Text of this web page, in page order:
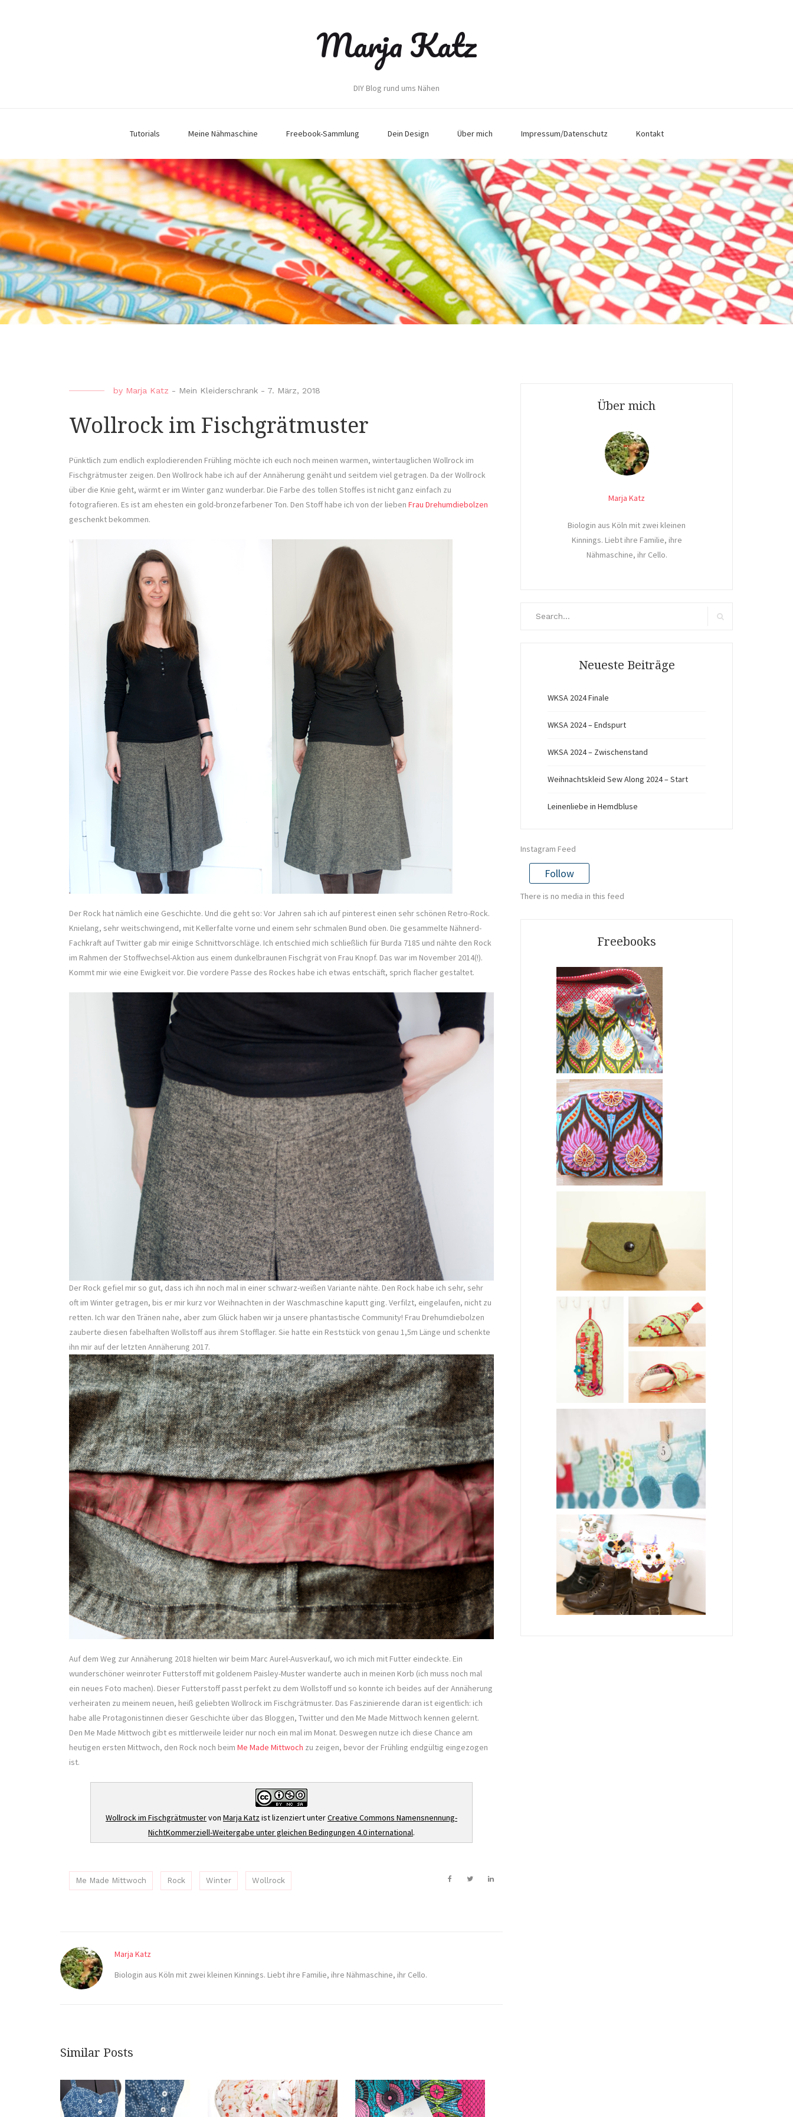
Marja Katz
DIY Blog rund ums Nähen
Tutorials Meine Nähmaschine Freebook-Sammlung Dein Design Über mich Impressum/Datenschutz Kontakt
by Marja Katz - Mein Kleiderschrank - 7. März, 2018
Wollrock im Fischgrätmuster
Pünktlich zum endlich explodierenden Frühling möchte ich euch noch meinen warmen, wintertauglichen Wollrock im
Fischgrätmuster zeigen. Den Wollrock habe ich auf der Annäherung genäht und seitdem viel getragen. Da der Wollrock
über die Knie geht, wärmt er im Winter ganz wunderbar. Die Farbe des tollen Stoffes ist nicht ganz einfach zu
fotografieren. Es ist am ehesten ein gold-bronzefarbener Ton. Den Stoff habe ich von der lieben Frau Drehumdiebolzen
geschenkt bekommen.
Der Rock hat nämlich eine Geschichte. Und die geht so: Vor Jahren sah ich auf pinterest einen sehr schönen Retro-Rock.
Knielang, sehr weitschwingend, mit Kellerfalte vorne und einem sehr schmalen Bund oben. Die gesammelte Nähnerd-
Fachkraft auf Twitter gab mir einige Schnittvorschläge. Ich entschied mich schließlich für Burda 7185 und nähte den Rock
im Rahmen der Stoffwechsel-Aktion aus einem dunkelbraunen Fischgrät von Frau Knopf. Das war im November 2014(!).
Kommt mir wie eine Ewigkeit vor. Die vordere Passe des Rockes habe ich etwas entschäft, sprich flacher gestaltet.
Der Rock gefiel mir so gut, dass ich ihn noch mal in einer schwarz-weißen Variante nähte. Den Rock habe ich sehr, sehr
oft im Winter getragen, bis er mir kurz vor Weihnachten in der Waschmaschine kaputt ging. Verfilzt, eingelaufen, nicht zu
retten. Ich war den Tränen nahe, aber zum Glück haben wir ja unsere phantastische Community! Frau Drehumdiebolzen
zauberte diesen fabelhaften Wollstoff aus ihrem Stofflager. Sie hatte ein Reststück von genau 1,5m Länge und schenkte
ihn mir auf der letzten Annäherung 2017.
Auf dem Weg zur Annäherung 2018 hielten wir beim Marc Aurel-Ausverkauf, wo ich mich mit Futter eindeckte. Ein
wunderschöner weinroter Futterstoff mit goldenem Paisley-Muster wanderte auch in meinen Korb (ich muss noch mal
ein neues Foto machen). Dieser Futterstoff passt perfekt zu dem Wollstoff und so konnte ich beides auf der Annäherung
verheiraten zu meinem neuen, heiß geliebten Wollrock im Fischgrätmuster. Das Faszinierende daran ist eigentlich: ich
habe alle Protagonistinnen dieser Geschichte über das Bloggen, Twitter und den Me Made Mittwoch kennen gelernt.
Den Me Made Mittwoch gibt es mittlerweile leider nur noch ein mal im Monat. Deswegen nutze ich diese Chance am
heutigen ersten Mittwoch, den Rock noch beim Me Made Mittwoch zu zeigen, bevor der Frühling endgültig eingezogen
ist.
Wollrock im Fischgrätmustervon Marja Katzist lizenziert unterCreative Commons Namensnennung-
NichtKommerziell-Weitergabe unter gleichen Bedingungen 4.0 international.
Me Made Mittwoch Rock Winter Wollrock
Marja Katz
Biologin aus Köln mit zwei kleinen Kinnings. Liebt ihre Familie, ihre Nähmaschine, ihr Cello.
Similar Posts
Über mich
Marja Katz
Biologin aus Köln mit zwei kleinen
Kinnings. Liebt ihre Familie, ihre
Nähmaschine, ihr Cello.
Neueste Beiträge
WKSA 2024 Finale
WKSA 2024 – Endspurt
WKSA 2024 – Zwischenstand
Weihnachtskleid Sew Along 2024 – Start
Leinenliebe in Hemdbluse
Instagram Feed
Follow
There is no media in this feed
Freebooks